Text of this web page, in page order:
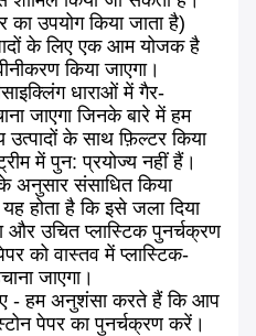
का उपयोग किया जाता है)
के लिए एक आम योजक है
किया जाएगा।
धाराओं में गैर-
जाएगा जिनके बारे में हम
के साथ फ़िल्टर किया
में पुन: प्रयोज्य नहीं हैं।
अनुसार संसाधित किया
होता है कि इसे जला दिया
और उचित प्लास्टिक पुनर्चक्रण
को वास्तव में प्लास्टिक-
जाएगा।
- हम अनुशंसा करते हैं कि आप
पेपर का पुनर्चक्रण करें।